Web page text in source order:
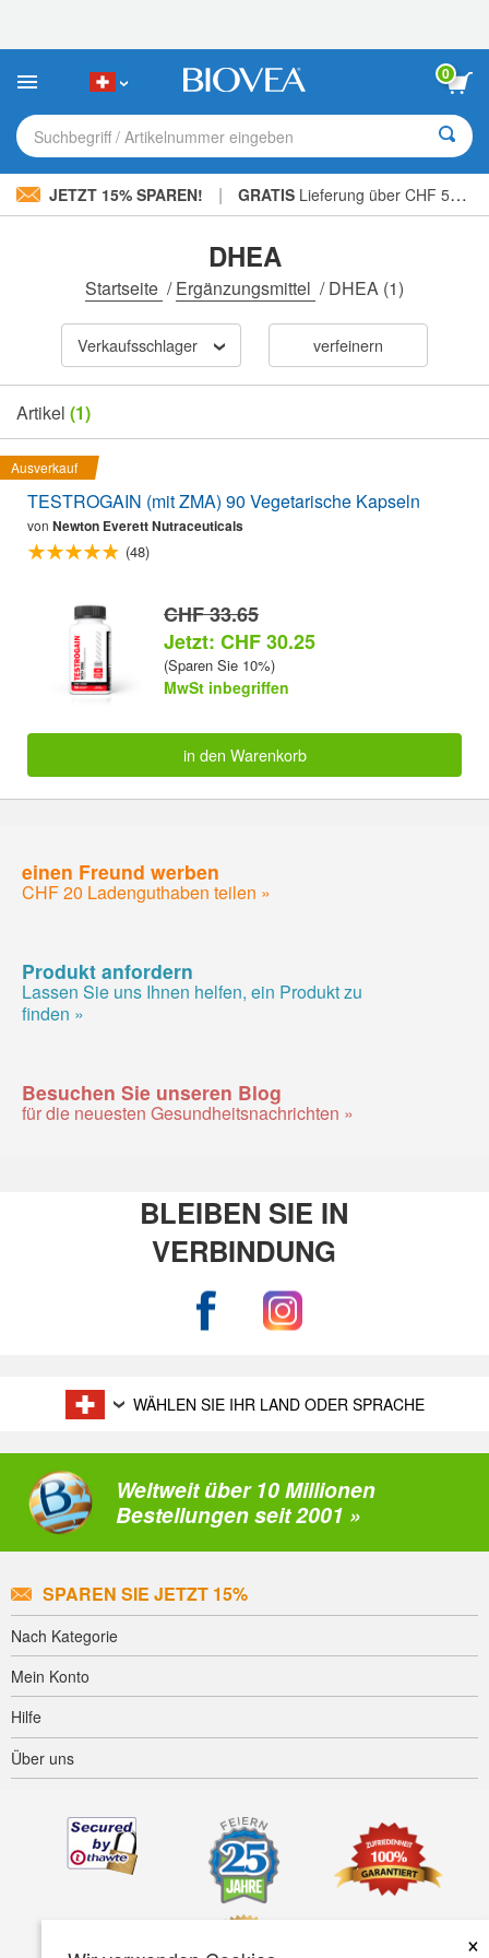
Sie:
Website
ein
Barrierefreiheitssystem.
0
Suchbegriff / Artikelnummer eingeben
JETZT 15% SPAREN! | GRATIS Lieferung über CHF 56.00 »
×
DHEA
Startseite /Ergänzungsmittel /DHEA (1)
Verkaufsschlager verfeinern
Artikel (1)
Ausverkauf
TESTROGAIN (mit ZMA) 90 Vegetarische Kapseln
von Newton Everett Nutraceuticals
(48)
CHF 33.65
Jetzt: CHF 30.25
(Sparen Sie 10%)
MwSt inbegriffen
in den Warenkorb
einen Freund werben
CHF 20 Ladenguthaben teilen »
Produkt anfordern
Lassen Sie uns Ihnen helfen, ein Produkt zu
finden »
Besuchen Sie unseren Blog
für die neuesten Gesundheitsnachrichten »
BLEIBEN SIE IN
VERBINDUNG
WÄHLEN SIE IHR LAND ODER SPRACHE
Weltweit über 10 Millionen
Bestellungen seit 2001 »
SPAREN SIE JETZT 15%
Nach Kategorie
Mein Konto
Hilfe
Über uns